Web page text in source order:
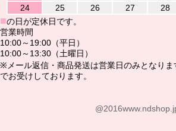
24
25 26 27 28
■の日が定休日です。
営業時間
10:00～19:00（平日）
10:00～13:30（土曜日）
※メール返信・商品発送は営業日のみとなり
でお受けしております。